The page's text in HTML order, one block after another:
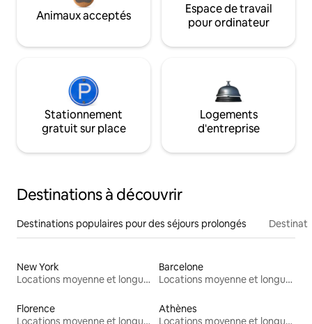
Animaux acceptés
Espace de travail
pour ordinateur
Stationnement
gratuit sur place
Logements
d'entreprise
Destinations à découvrir
Destinations populaires pour des séjours prolongés
New York
Locations moyenne et longue durée
Barcelone
Locations moyenne et longue durée
Florence
Locations moyenne et longue durée
Athènes
Locations moyenne et longue durée